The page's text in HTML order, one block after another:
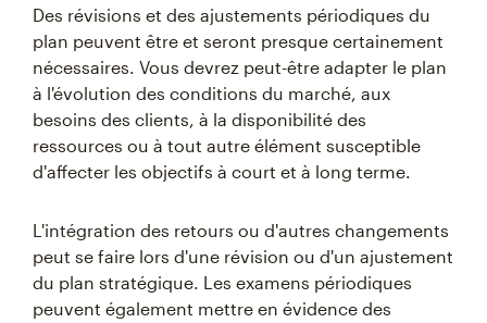
Des révisions et des ajustements périodiques du
plan peuvent être et seront presque certainement
nécessaires. Vous devrez peut-être adapter le plan
à l'évolution des conditions du marché, aux
besoins des clients, à la disponibilité des
ressources ou à tout autre élément susceptible
d'affecter les objectifs à court et à long terme.
L'intégration des retours ou d'autres changements
peut se faire lors d'une révision ou d'un ajustement
du plan stratégique. Les examens périodiques
peuvent également mettre en évidence des